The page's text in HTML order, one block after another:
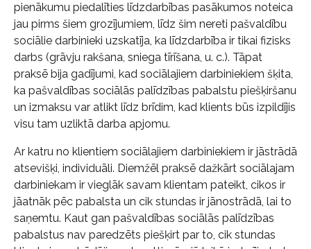
pienākumu piedalīties līdzdarbības pasākumos noteica
jau pirms šiem grozījumiem, līdz šim nereti pašvaldību
sociālie darbinieki uzskatīja, ka līdzdarbība ir tikai fizisks
darbs (grāvju rakšana, sniega tīrīšana, u. c.). Tāpat
praksē bija gadījumi, kad sociālajiem darbiniekiem šķita,
ka pašvaldības sociālās palīdzības pabalstu piešķiršanu
un izmaksu var atlikt līdz brīdim, kad klients būs izpildījis
visu tam uzliktā darba apjomu.
Ar katru no klientiem sociālajiem darbiniekiem ir jāstrādā
atsevišķi, individuāli. Diemžēl praksē dažkārt sociālajam
darbiniekam ir vieglāk savam klientam pateikt, cikos ir
jāatnāk pēc pabalsta un cik stundas ir jānostrādā, lai to
saņemtu. Kaut gan pašvaldības sociālās palīdzības
pabalstus nav paredzēts piešķirt par to, cik stundas